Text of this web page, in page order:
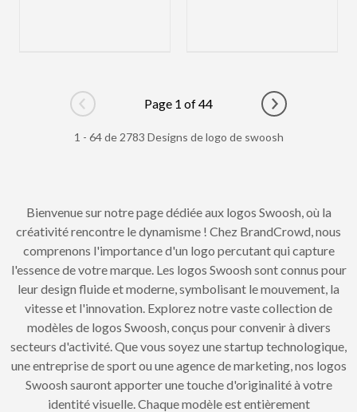
Go to previous page
Page 1 of 44
Go to next
1 - 64 de 2783 Designs de logo de swoosh
Bienvenue sur notre page dédiée aux logos Swoosh, où la
créativité rencontre le dynamisme ! Chez BrandCrowd, nous
comprenons l'importance d'un logo percutant qui capture
l'essence de votre marque. Les logos Swoosh sont connus pour
leur design fluide et moderne, symbolisant le mouvement, la
vitesse et l'innovation. Explorez notre vaste collection de
modèles de logos Swoosh, conçus pour convenir à divers
secteurs d'activité. Que vous soyez une startup technologique,
une entreprise de sport ou une agence de marketing, nos logos
Swoosh sauront apporter une touche d'originalité à votre
identité visuelle. Chaque modèle est entièrement